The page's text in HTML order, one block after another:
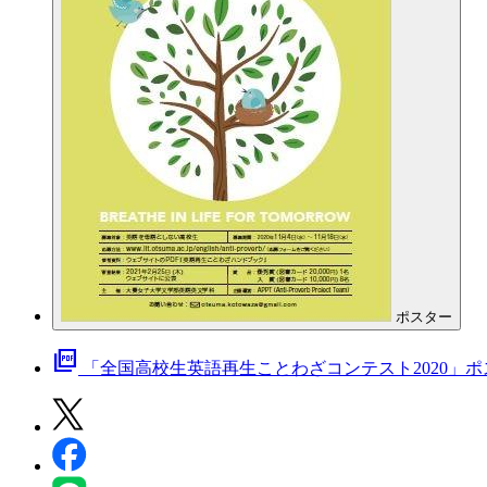
ポスター
picture_as_pdf 「全国高校生英語再生ことわざコンテスト2020」